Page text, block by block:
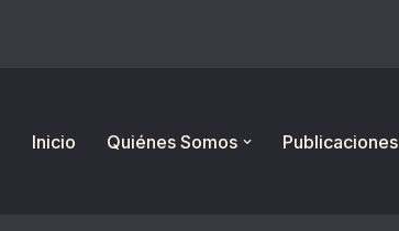
Inicio
Quiénes Somos Publicaciones